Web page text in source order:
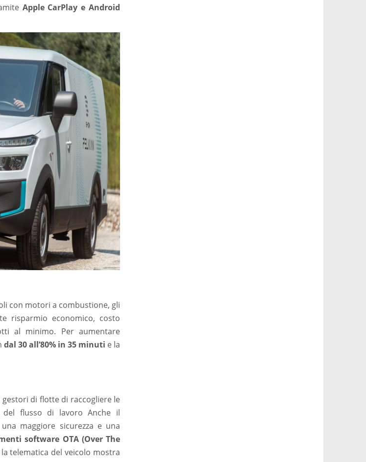
Apple CarPlay e Android
con motori a combustione, gli
risparmio economico, costo
al minimo. Per aumentare
dal 30 all’80% in 35 minuti e la
di flotte di raccogliere le
del flusso di lavoro Anche il
maggiore sicurezza e una
software OTA (Over The
telematica del veicolo mostra